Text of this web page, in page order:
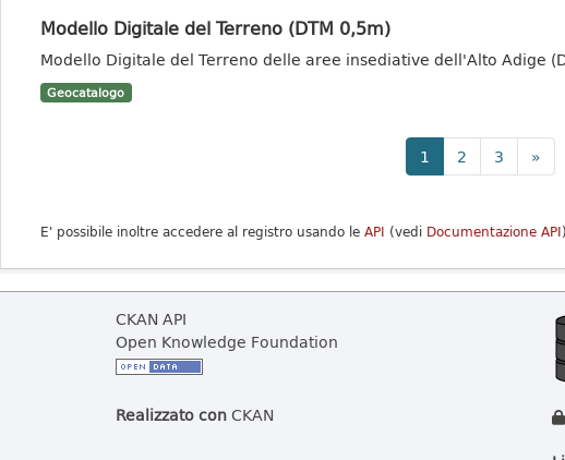
Modello Digitale del Terreno (DTM 0,5m)
Modello Digitale del Terreno delle aree insediative dell'Alto Adige
Geocatalogo
1 2 3 »
E' possibile inoltre accedere al registro usando le API (vedi Documentazione API
CKAN API
Open Knowledge Foundation
Realizzato conCKAN